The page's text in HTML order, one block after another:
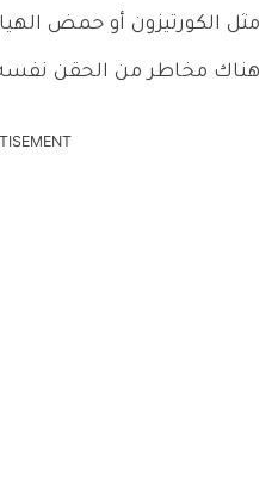
مثل الكورتيزون أو حمض
هناك مخاطر من الحقن